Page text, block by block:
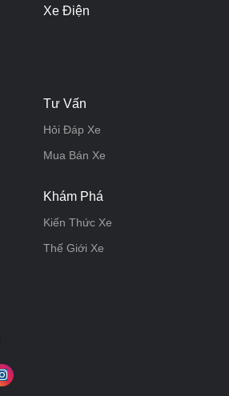
Xe Điện
Tư Vấn
Hỏi Đáp Xe
Mua Bán Xe
Khám Phá
Kiến Thức Xe
Thế Giới Xe